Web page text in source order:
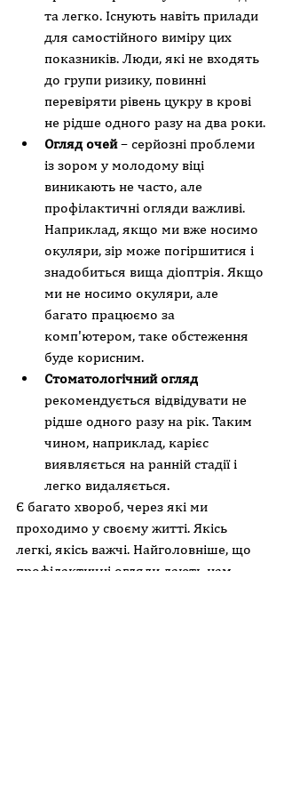
та легко. Існують навіть прилади
для самостійного виміру цих
показників. Люди, які не входять
до групи ризику, повинні
перевіряти рівень цукру в крові
не рідше одного разу на два роки.
Огляд очей – серйозні проблеми
із зором у молодому віці
виникають не часто, але
профілактичні огляди важливі.
Наприклад, якщо ми вже носимо
окуляри, зір може погіршитися і
знадобиться вища діоптрія. Якщо
ми не носимо окуляри, але
багато працюємо за
комп'ютером, таке обстеження
буде корисним.
Стоматологічний огляд
рекомендується відвідувати не
рідше одного разу на рік. Таким
чином, наприклад, карієс
виявляється на ранній стадії і
легко видаляється.
Є багато хвороб, через які ми
проходимо у своєму житті. Якісь
легкі, якісь важчі. Найголовніше, що
профілактичні огляди дають нам